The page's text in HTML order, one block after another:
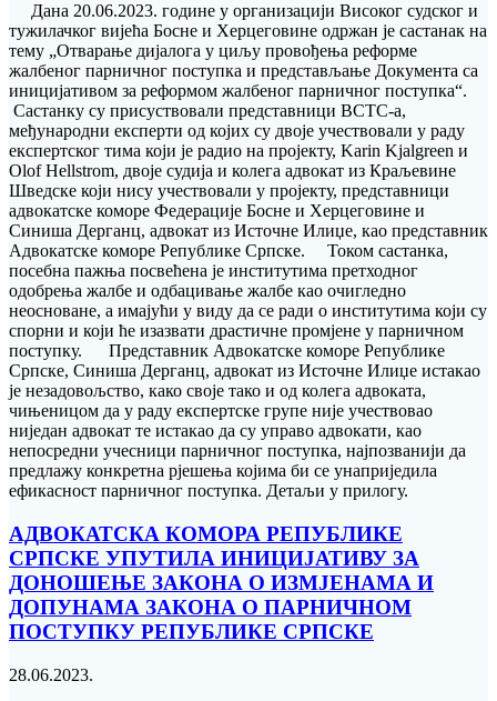
Дана 20.06.2023. године у организацији Високог судског и
тужилачког вијећа Босне и Херцеговине одржан је састанак на
тему „Отварање дијалога у циљу провођења реформе
жалбеног парничног поступка и представљање Документа са
иницијативом за реформом жалбеног парничног поступка“.
Састанку су присуствовали представници ВСТС-а,
међународни експерти од којих су двоје учествовали у раду
експертског тима који је радио на пројекту, Karin Kjalgreen и
Olof Hellstrom, двоје судија и колега адвокат из Краљевине
Шведске који нису учествовали у пројекту, представници
адвокатске коморе Федерације Босне и Херцеговине и
Синиша Дерганц, адвокат из Источне Илиџе, као представник
Адвокатске коморе Републике Српске. Током састанка,
посебна пажња посвећена је институтима претходног
одобрења жалбе и одбацивање жалбе као очигледно
неосноване, а имајући у виду да се ради о институтима који су
спорни и који ће изазвати драстичне промјене у парничном
поступку. Представник Адвокатске коморе Републике
Српске, Синиша Дерганц, адвокат из Источне Илиџе истакао
је незадовољство, како своје тако и од колега адвоката,
чињеницом да у раду експертске групе није учествовао
ниједан адвокат те истакао да су управо адвокати, као
непосредни учесници парничног поступка, најпозванији да
предлажу конкретна рјешења којима би се унаприједила
ефикасност парничног поступка. Детаљи у прилогу.
АДВОКАТСКА КОМОРА РЕПУБЛИКЕ
СРПСКЕ УПУТИЛА ИНИЦИЈАТИВУ ЗА
ДОНОШЕЊЕ ЗАКОНА О ИЗМЈЕНАМА И
ДОПУНАМА ЗАКОНА О ПАРНИЧНОМ
ПОСТУПКУ РЕПУБЛИКЕ СРПСКЕ
28.06.2023.